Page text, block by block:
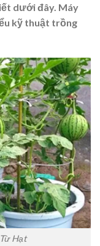
dưới đây. Máy
kỹ thuật trồng
Hạt